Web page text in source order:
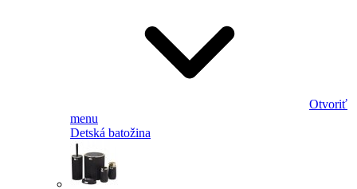
Otvoriť
menu
Detská batožina